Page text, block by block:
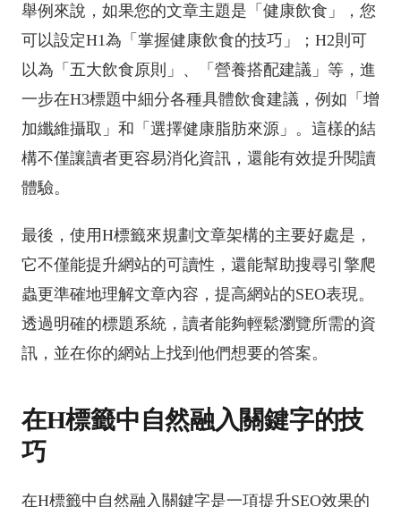
舉例來說，如果您的文章主題是「健康飲食」，您
可以設定H1為「掌握健康飲食的技巧」；H2則可
以為「五大飲食原則」、「營養搭配建議」等，進
一步在H3標題中細分各種具體飲食建議，例如「增
加纖維攝取」和「選擇健康脂肪來源」。這樣的結
構不僅讓讀者更容易消化資訊，還能有效提升閱讀
體驗。
最後，使用H標籤來規劃文章架構的主要好處是，
它不僅能提升網站的可讀性，還能幫助搜尋引擎爬
蟲更準確地理解文章內容，提高網站的SEO表現。
透過明確的標題系統，讀者能夠輕鬆瀏覽所需的資
訊，並在你的網站上找到他們想要的答案。
在H標籤中自然融入關鍵字的技
巧
在H標籤中自然融入關鍵字是一項提升SEO效果的